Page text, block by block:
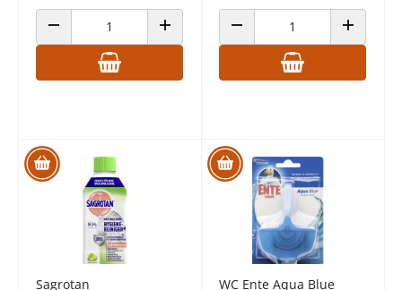
ANZAHL VERRINGERN ANZAHL ERHÖHENANZAHL VERRINGERN ANZAHL
Sagrotan WC Ente Aqua Blue